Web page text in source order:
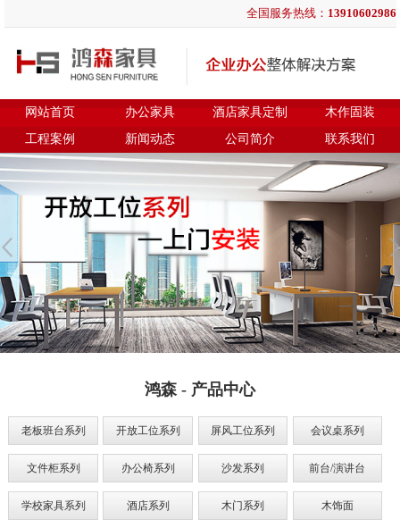
全国服务热线： 13910602986
网站首页 办公家具 酒店家具定制
木作固装
工程案例
新闻动态 公司简介 联系我们
鸿森 - 产品中心
老板班台系列 开放工位系列 屏风工位系列 会议桌系列
文件柜系列 办公椅系列 沙发系列 前台/演讲台
学校家具系列 酒店系列 木门系列 木饰面